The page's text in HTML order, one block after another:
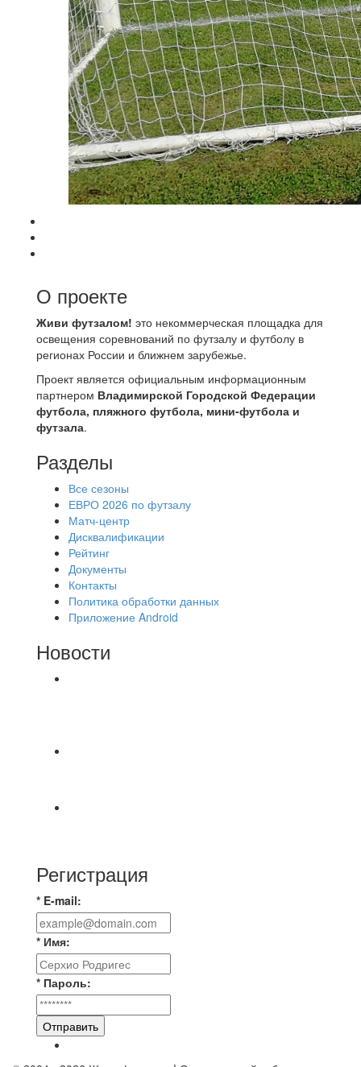
О проекте
Живи футзалом! это некоммерческая площадка для
освещения соревнований по футзалу и футболу в
регионах России и ближнем зарубежье.
Проект является официальным информационным
партнером Владимирской Городской Федерации
футбола, пляжного футбола, мини-футбола и
футзала.
Разделы
Все сезоны
ЕВРО 2026 по футзалу
Матч-центр
Дисквалификации
Рейтинг
Документы
Контакты
Политика обработки данных
Приложение Android
Новости
Регистрация
* E-mail:
* Имя:
* Пароль:
Отправить